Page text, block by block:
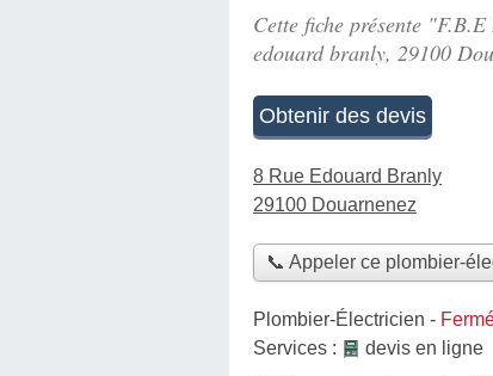
Cette fiche présente
edouard branly, 29100
Obtenir des devis
8 Rue Edouard Branly
29100 Douarnenez
📞 Appeler ce plombier-
Plombier-Électricien -
Services :
devis en ligne